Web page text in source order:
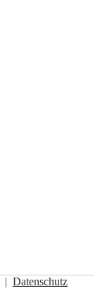
| Datenschutz